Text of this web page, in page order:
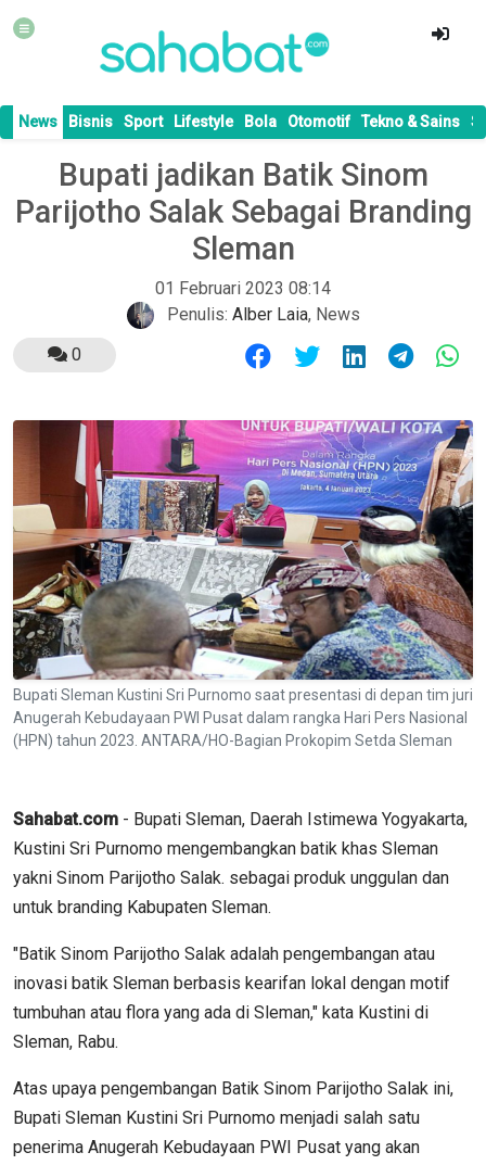
News Bisnis Sport Lifestyle Bola Otomotif Tekno & Sains
Bupati jadikan Batik Sinom
Parijotho Salak Sebagai Branding
Sleman
01 Februari 2023 08:14
Penulis: Alber Laia, News
0
Bupati Sleman Kustini Sri Purnomo saat presentasi di depan tim juri
Anugerah Kebudayaan PWI Pusat dalam rangka Hari Pers Nasional
(HPN) tahun 2023. ANTARA/HO-Bagian Prokopim Setda Sleman
Sahabat.com - Bupati Sleman, Daerah Istimewa Yogyakarta,
Kustini Sri Purnomo mengembangkan batik khas Sleman
yakni Sinom Parijotho Salak. sebagai produk unggulan dan
untuk branding Kabupaten Sleman.
"Batik Sinom Parijotho Salak adalah pengembangan atau
inovasi batik Sleman berbasis kearifan lokal dengan motif
tumbuhan atau flora yang ada di Sleman," kata Kustini di
Sleman, Rabu.
Atas upaya pengembangan Batik Sinom Parijotho Salak ini,
Bupati Sleman Kustini Sri Purnomo menjadi salah satu
penerima Anugerah Kebudayaan PWI Pusat yang akan